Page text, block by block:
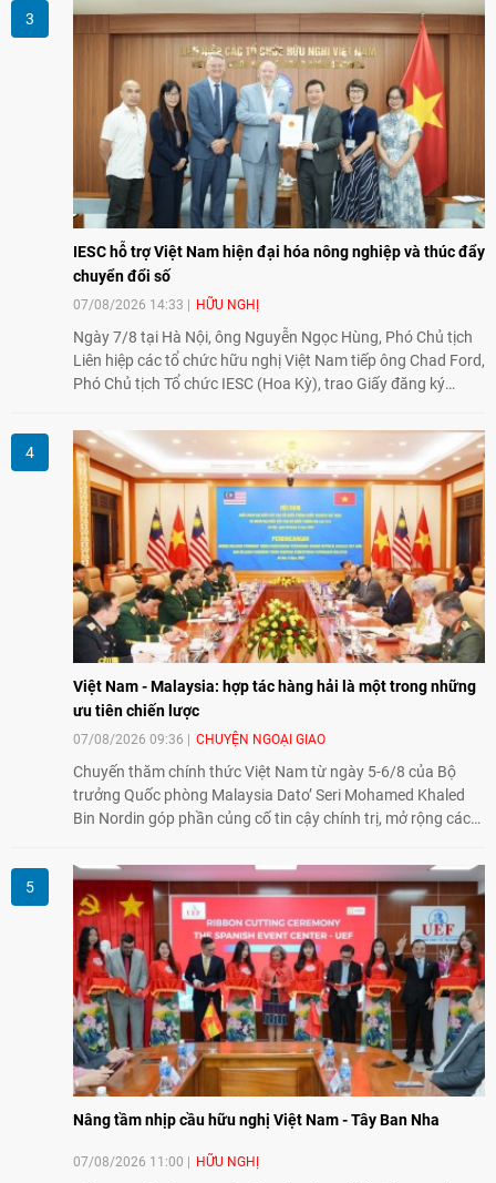
song phương.
IESC hỗ trợ Việt Nam hiện đại hóa nông nghiệp và thúc đẩy
chuyển đổi số
07/08/2026 14:33 HỮU NGHỊ
Ngày 7/8 tại Hà Nội, ông Nguyễn Ngọc Hùng, Phó Chủ tịch
Liên hiệp các tổ chức hữu nghị Việt Nam tiếp ông Chad Ford,
Phó Chủ tịch Tổ chức IESC (Hoa Kỳ), trao Giấy đăng ký
đổi về định hướng triển khai Dự án "Mở rộng Thương mại
Nông nghiệp và An toàn thực phẩm Hoa Kỳ - Việt Nam",
hướng tới thúc đẩy chuyển đổi số, hiện đại hóa nông nghiệp
và mở rộng hợp tác phát triển giữa hai nước.
Việt Nam - Malaysia: hợp tác hàng hải là một trong những
ưu tiên chiến lược
07/08/2026 09:36 CHUYỆN NGOẠI GIAO
Chuyến thăm chính thức Việt Nam từ ngày 5-6/8 của Bộ
trưởng Quốc phòng Malaysia Dato’ Seri Mohamed Khaled
Bin Nordin góp phần củng cố tin cậy chính trị, mở rộng các
Malaysia theo hướng ngày càng thực chất.
Nâng tầm nhịp cầu hữu nghị Việt Nam - Tây Ban Nha
07/08/2026 11:00 HỮU NGHỊ